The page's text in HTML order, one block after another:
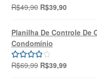
Avaliação
R$49,90 O
original
era:
R$49,90.
R$39,90O
atual
é:
Planilha De Controle De
Condomínio
Avaliação
R$69,99 O
R$39,99O